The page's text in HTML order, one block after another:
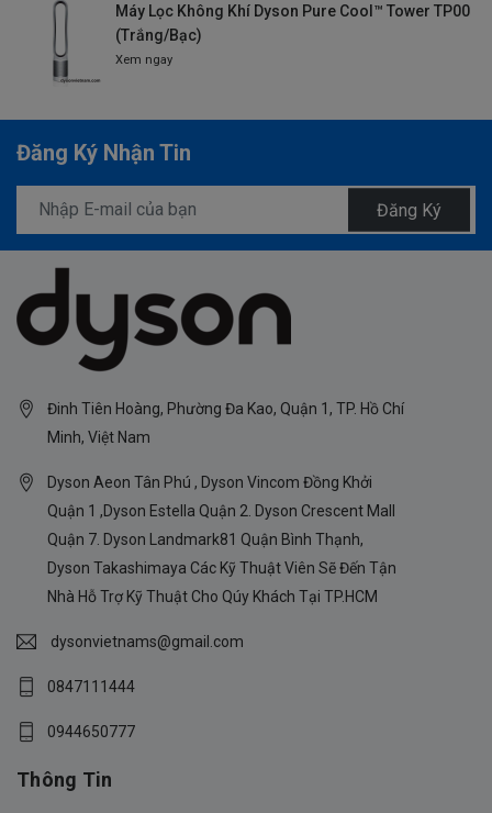
Máy Lọc Không Khí Dyson Pure Cool™ Tower TP00
(Trắng/Bạc)
Xem ngay
Đăng Ký Nhận Tin
Đăng Ký
Đinh Tiên Hoàng, Phường Đa Kao, Quận 1, TP. Hồ Chí
Minh, Việt Nam
Dyson Aeon Tân Phú , Dyson Vincom Đồng Khởi
Quận 1 ,Dyson Estella Quận 2. Dyson Crescent Mall
Quận 7. Dyson Landmark81 Quận Bình Thạnh,
Dyson Takashimaya Các Kỹ Thuật Viên Sẽ Đến Tận
Nhà Hỗ Trợ Kỹ Thuật Cho Qúy Khách Tại TP.HCM
dysonvietnams@gmail.com
0847111444
0944650777
Thông Tin